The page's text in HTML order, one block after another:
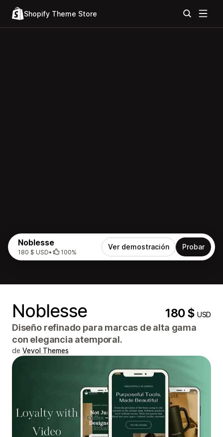
Shopify Theme Store
Noblesse
180 $ USD• 100%
Ver demostración Probar
Noblesse 180 $USD
Diseño refinado para marcas de alta gama
con elegancia atemporal.
de Vevol Themes